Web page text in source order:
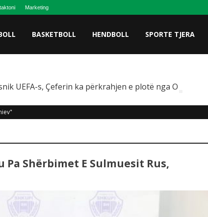
Marketing
BASKETBOLL HENDBOLL SPORTE TJERA
UEFA-s, Çeferin ka përkrahjen e plotë nga Omeragiç
Pa Shërbimet E Sulmuesit Rus,